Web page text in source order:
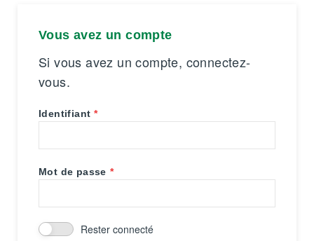
Vous avez un compte
Si vous avez un compte, connectez-
vous.
Identifiant
Mot de passe
Rester connecté